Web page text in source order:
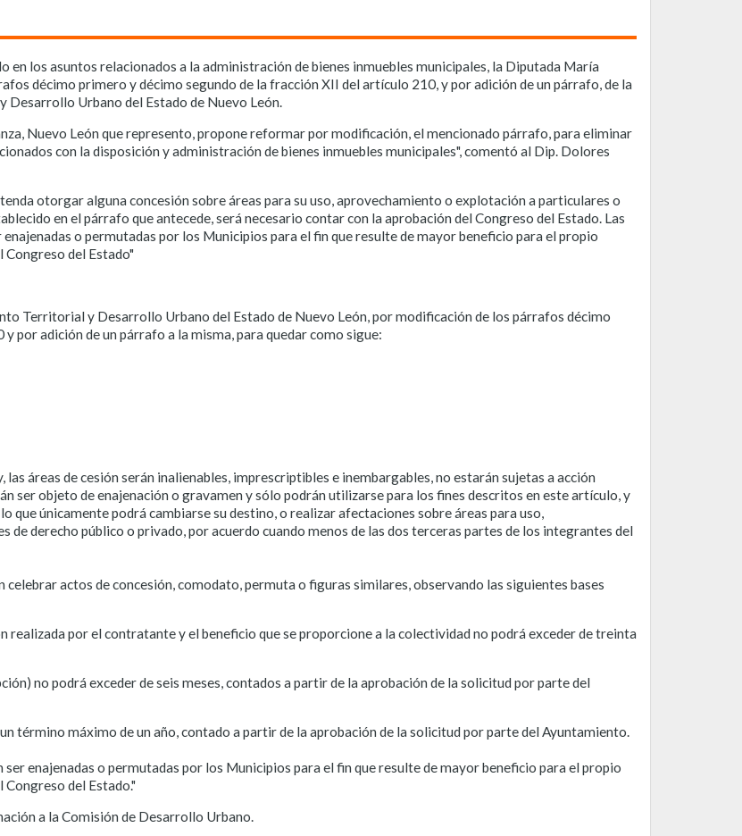
en los asuntos relacionados a la administración de bienes inmuebles municipales, la Diputada María
décimo primero y décimo segundo de la fracción XII del artículo 210, y por adición de un párrafo, de la
Urbano del Estado de Nuevo León.
Nuevo León que represento, propone reformar por modificación, el mencionado párrafo, para eliminar
con la disposición y administración de bienes inmuebles municipales", comentó al Dip. Dolores
otorgar alguna concesión sobre áreas para su uso, aprovechamiento o explotación a particulares o
en el párrafo que antecede, será necesario contar con la aprobación del Congreso del Estado. Las
o permutadas por los Municipios para el fin que resulte de mayor beneficio para el propio
Congreso del Estado"
Territorial y Desarrollo Urbano del Estado de Nuevo León, por modificación de los párrafos décimo
por adición de un párrafo a la misma, para quedar como sigue:
áreas de cesión serán inalienables, imprescriptibles e inembargables, no estarán sujetas a acción
ser objeto de enajenación o gravamen y sólo podrán utilizarse para los fines descritos en este artículo, y
que únicamente podrá cambiarse su destino, o realizar afectaciones sobre áreas para uso,
derecho público o privado, por acuerdo cuando menos de las dos terceras partes de los integrantes del
actos de concesión, comodato, permuta o figuras similares, observando las siguientes bases
realizada por el contratante y el beneficio que se proporcione a la colectividad no podrá exceder de treinta
no podrá exceder de seis meses, contados a partir de la aprobación de la solicitud por parte del
término máximo de un año, contado a partir de la aprobación de la solicitud por parte del Ayuntamiento.
enajenadas o permutadas por los Municipios para el fin que resulte de mayor beneficio para el propio
del Estado."
a la Comisión de Desarrollo Urbano.